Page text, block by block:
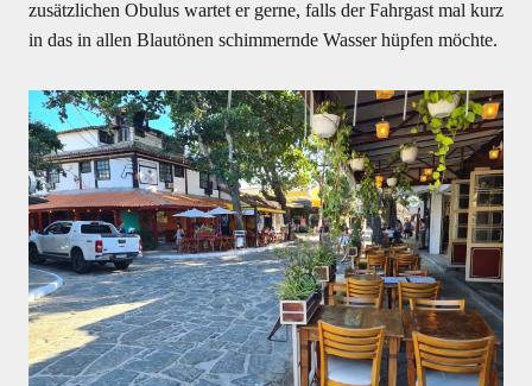
zusätzlichen Obulus wartet er gerne, falls der Fahrgast mal kurz
in das in allen Blautönen schimmernde Wasser hüpfen möchte.